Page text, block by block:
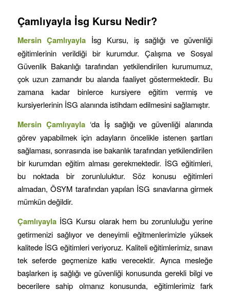
Çamlıyayla İsg Kursu Nedir?
MersinÇamlıyayla İsg Kursu, iş sağlığı ve güvenliği
eğitimlerinin verildiği bir kurumdur. Çalışma ve Sosyal
Güvenlik Bakanlığı tarafından yetkilendirilen kurumumuz,
çok uzun zamandır bu alanda faaliyet göstermektedir. Bu
zamana kadar binlerce kursiyere eğitim vermiş ve
kursiyerlerinin İSG alanında istihdam edilmesini sağlamıştır.
Mersin Çamlıyayla ‘da İş sağlığı ve güvenliği alanında
görev yapabilmek için adayların öncelikle istenen şartları
sağlaması, sonrasında ise bakanlık tarafından yetkilendirilen
bir kurumdan eğitim alması gerekmektedir. İSG eğitimleri,
bu noktada bir zorunluluktur. Söz konusu eğitimleri
almadan, ÖSYM tarafından yapılan İSG sınavlarına girmek
mümkün değildir.
Çamlıyayla İSG Kursu olarak hem bu zorunluluğu yerine
getirmenizi sağlıyor ve deneyimli eğitmenlerimizle yüksek
kalitede İSG eğitimleri veriyoruz. Kaliteli eğitimlerimiz, sınavı
tek seferde geçmenize katkı verecektir. Ayrıca mesleğe
başlarken iş sağlığı ve güvenliği konusunda gerekli bilgi ve
becerilere sahip olmanız konusunda, eğitimlerimiz fark